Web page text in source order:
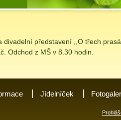
divadelní představení ,,O třech
Odchod z MŠ v 8.30 hodin.
Jídelníček